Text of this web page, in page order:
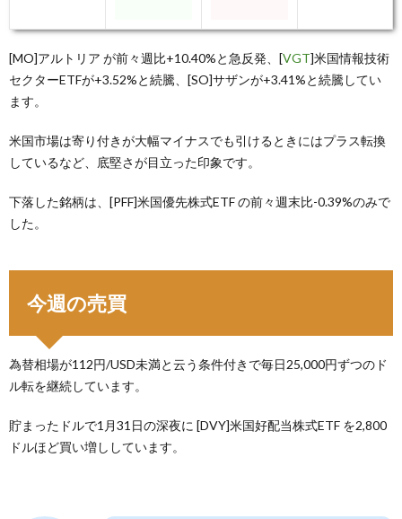
[MO]アルトリア が前々週比+10.40%と急反発、[VGT]米国情報技術
セクターETFが+3.52%と続騰、[SO]サザンが+3.41%と続騰してい
ます。
米国市場は寄り付きが大幅マイナスでも引けるときにはプラス転換
しているなど、底堅さが目立った印象です。
下落した銘柄は、[PFF]米国優先株式ETF の前々週末比-0.39%のみで
した。
今週の売買
為替相場が112円/USD未満と云う条件付きで毎日25,000円ずつのド
ル転を継続しています。
貯まったドルで1月31日の深夜に [DVY]米国好配当株式ETF を2,800
ドルほど買い増ししています。